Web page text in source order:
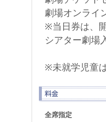
劇場オンライ
※当日券は、
シアター劇場
※未就学児童
全席指定